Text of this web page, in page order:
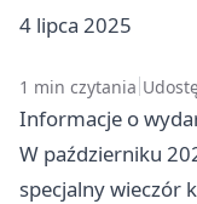
4 lipca 2025
1 min czytania
Informacje o
W październiku
specjalny wieczór